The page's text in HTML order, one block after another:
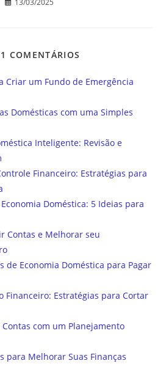
13/03/2025
COMENTÁRIOS
Criar um Fundo de Emergência
Domésticas com uma Simples
Inteligente: Revisão e
Financeiro: Estratégias para
Doméstica: 5 Ideias para
Contas e Melhorar seu
de Economia Doméstica para Pagar
Financeiro: Estratégias para Cortar
Contas com um Planejamento
para Melhorar Suas Finanças